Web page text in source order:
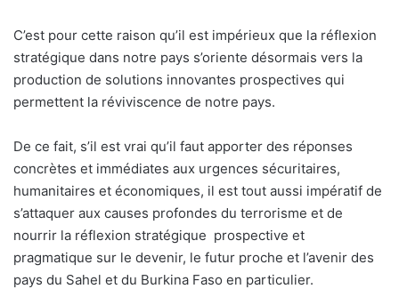
C’est pour cette raison qu’il est impérieux que la réflexion
stratégique dans notre pays s’oriente désormais vers la
production de solutions innovantes prospectives qui
permettent la réviviscence de notre pays.
De ce fait, s’il est vrai qu’il faut apporter des réponses
concrètes et immédiates aux urgences sécuritaires,
humanitaires et économiques, il est tout aussi impératif de
s’attaquer aux causes profondes du terrorisme et de
nourrir la réflexion stratégique prospective et
pragmatique sur le devenir, le futur proche et l’avenir des
pays du Sahel et du Burkina Faso en particulier.